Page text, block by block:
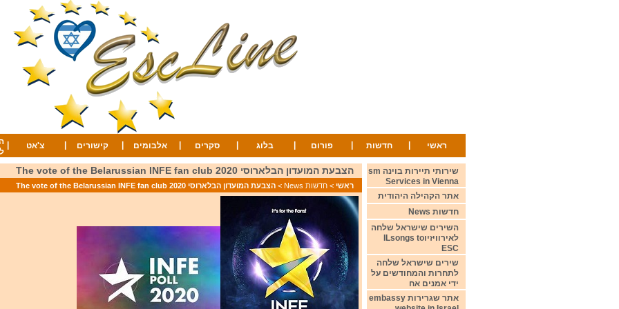
ראשי חדשות פורום בלוג סקרים אלבומים קישורים צ'אט
הצבעת המועדון הבלארוסי The vote of the Belarussian INFE fan club 2020
ראשי > חדשות News > הצבעת המועדון הבלארוסי The vote of the Belarussian INFE fan club 2020
שירותי תיירות בוינה sm
Services in Vienna
אתר הקהילה היהודית
חדשות News
השירים שישראל שלחה
לאירוויזיוILsongs to
ESC
שירים שישראל שלחה
לתחרות והמחודשים על
ידי אמנים אח
אתר שגרירות embassy